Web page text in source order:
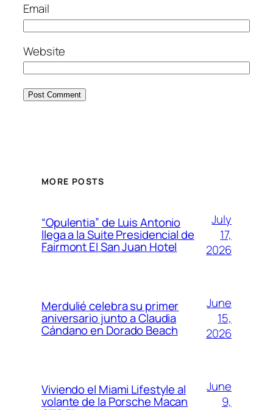
Email
Website
MORE POSTS
“Opulentia” de Luis Antonio
llega a la Suite Presidencial de
Fairmont El San Juan Hotel
July
17,
2026
Merdulié celebra su primer
aniversario junto a Claudia
Cándano en Dorado Beach
June
15,
2026
Viviendo el Miami Lifestyle al
volante de la Porsche Macan
June
9,